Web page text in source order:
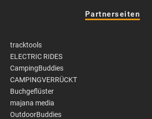
Partnerseiten
tracktools
ELECTRIC RIDES
CampingBuddies
CAMPINGVERRÜCKT
Buchgeflüster
majana media
OutdoorBuddies